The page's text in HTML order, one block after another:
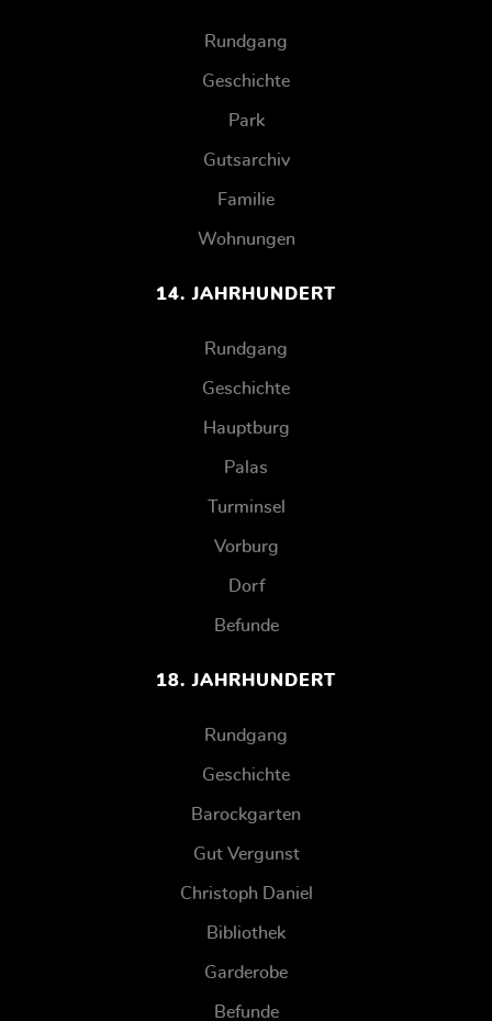
Rundgang
Geschichte
Park
Gutsarchiv
Familie
Wohnungen
14. JAHRHUNDERT
Rundgang
Geschichte
Hauptburg
Palas
Turminsel
Vorburg
Dorf
Befunde
18. JAHRHUNDERT
Rundgang
Geschichte
Barockgarten
Gut Vergunst
Christoph Daniel
Bibliothek
Garderobe
Befunde